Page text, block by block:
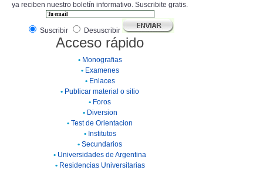
ya reciben nuestro boletín informativo. Suscribite gratis.
Suscribir Desuscribir
Acceso rápido
• Monografias
• Examenes
• Enlaces
• Publicar material o sitio
• Foros
• Diversion
• Test de Orientacion
• Institutos
• Secundarios
• Universidades de Argentina
• Residencias Universitarias